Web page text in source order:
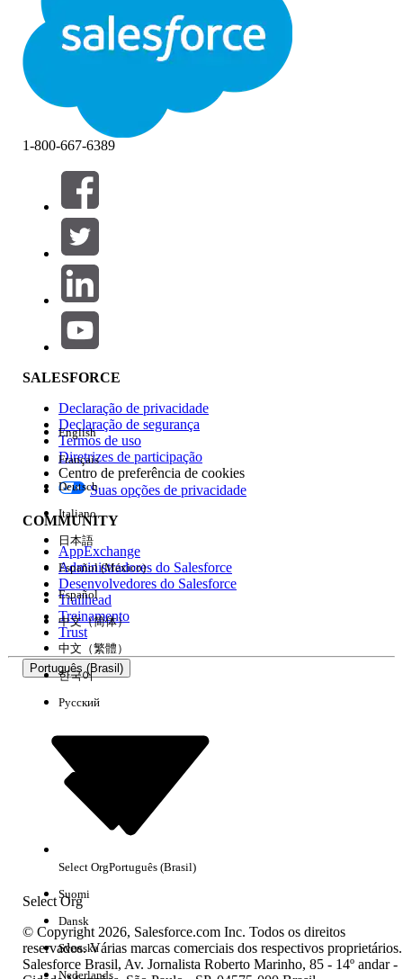
Fechar Fechar
Filtros (0)
SELECIONAR FILTROS
Área de produtos
Impacto do recurso
Edição
Experiência
Sem resultados
1-800-667-6389
SALESFORCE
Declaração de privacidade
Declaração de segurança
Termos de uso
Diretrizes de participação
Centro de preferência de cookies
Suas opções de privacidade
COMMUNITY
AppExchange
Administradores do Salesforce
Desenvolvedores do Salesforce
Trailhead
Treinamento
Trust
Português (Brasil)
Select Org
English
Français
Deutsch
Italiano
日本語
Español (México)
Español
中文（简体）
中文（繁體）
한국어
Русский
Select OrgPortuguês (Brasil)
Suomi
Dansk
Svenska
Nederlands
© Copyright 2026, Salesforce.com Inc. Todos os direitos
reservados. Várias marcas comerciais dos respectivos proprietários.
Salesforce Brasil, Av. Jornalista Roberto Marinho, 85 - 14º andar -